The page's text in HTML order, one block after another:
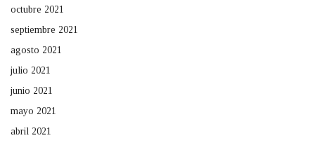
octubre 2021
septiembre 2021
agosto 2021
julio 2021
junio 2021
mayo 2021
abril 2021